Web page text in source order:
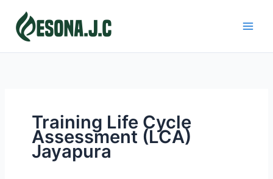
content
Training Life Cycle
Assessment (LCA)
Jayapura